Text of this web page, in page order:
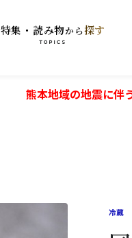
特集・読み物から 探す
TOPICS
熊本地域の地震に伴